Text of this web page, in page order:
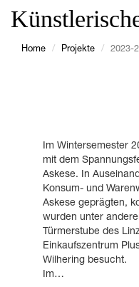
Home Projekte 2023-
Im Wintersemester
mit dem
Askese. In
Konsum- und
Askese geprägten,
wurden unter
Türmerstube des
Einkaufszentrum
Wilhering besucht.
Im…